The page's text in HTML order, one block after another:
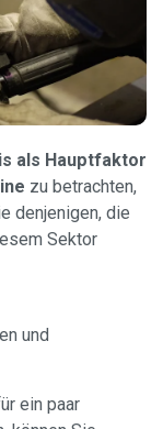
als Hauptfaktor
zu betrachten,
denjenigen, die
Sektor
und
ein paar